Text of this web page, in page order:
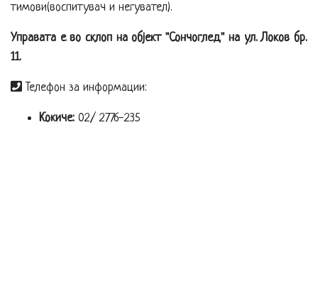
тимови(воспитувач и негувател).
Управата е во склоп на објект "Сончоглед" на ул. Локов бр.
11.
Телефон за информации:
Кокиче: 02/ 2776-235